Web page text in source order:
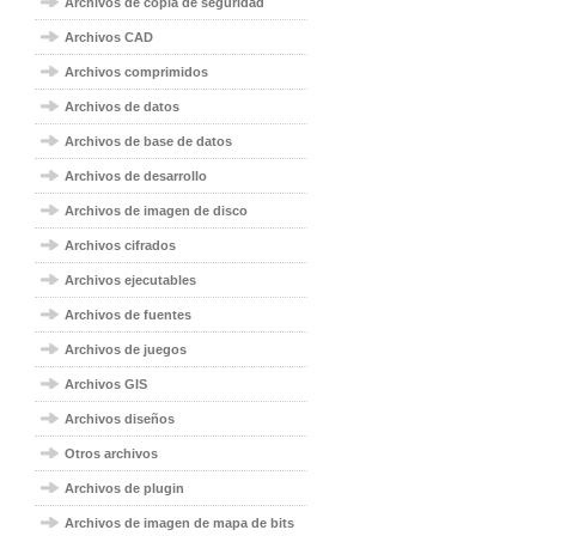
Archivos CAD
Archivos comprimidos
Archivos de datos
Archivos de base de datos
Archivos de desarrollo
Archivos de imagen de disco
Archivos cifrados
Archivos ejecutables
Archivos de fuentes
Archivos de juegos
Archivos GIS
Archivos diseños
Otros archivos
Archivos de plugin
Archivos de imagen de mapa de bits